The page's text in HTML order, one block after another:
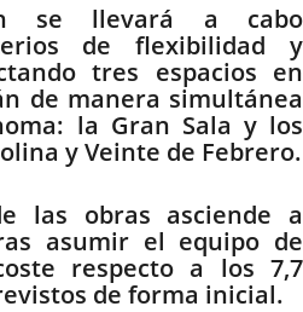
se llevará a cabo
de flexibilidad y
tres espacios en
de manera simultánea
la Gran Sala y los
y Veinte de Febrero.
las obras asciende a
asumir el equipo de
respecto a los 7,7
de forma inicial.